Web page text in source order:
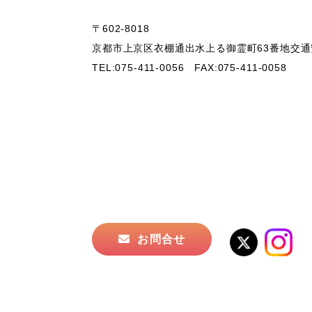
〒602-8018
京都市上京区衣棚通出水上る御霊町63番地交
TEL:075-411-0056 FAX:075-411-0058
お問合せ